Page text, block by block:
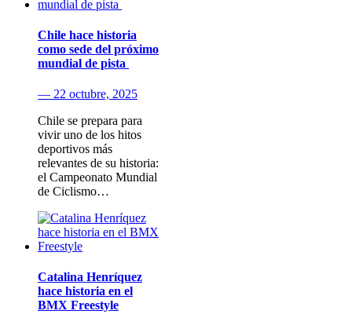
Chile hace historia
como sede del próximo
mundial de pista
— 22 octubre, 2025
Chile se prepara para
vivir uno de los hitos
deportivos más
relevantes de su historia:
el Campeonato Mundial
de Ciclismo…
Catalina Henríquez
hace historia en el
BMX Freestyle